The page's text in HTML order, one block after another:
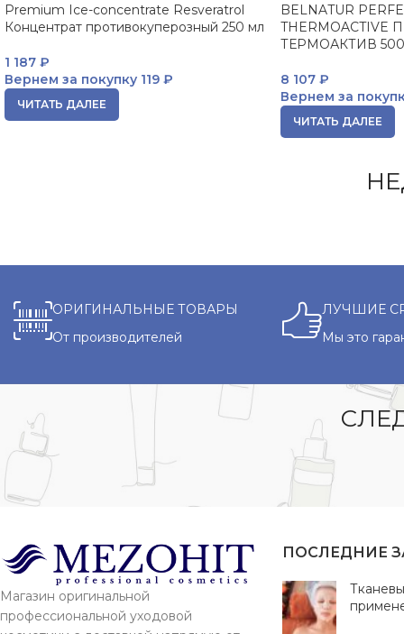
Premium Ice-concentrate Resveratrol
Концентрат противокуперозный 250 мл
1 187 ₽
Вернем за покупку 119 ₽
ЧИТАТЬ ДАЛЕЕ
BELNATUR
ТЕРМОАКТИВ
8 107 ₽
Вернем за
ЧИТАТЬ ДАЛЕЕ
ОРИГИНАЛЬНЫЕ ТОВАРЫ
От производителей
ЛУЧШИЕ
Мы это
Магазин оригинальной
профессиональной уходовой
ПОСЛЕДНИЕ